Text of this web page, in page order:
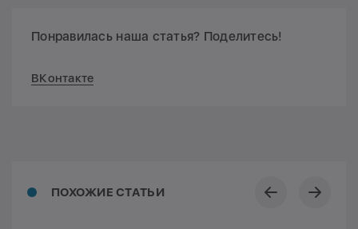
Понравилась наша статья? Поделитесь!
ВКонтакте
ПОХОЖИЕ СТАТЬИ